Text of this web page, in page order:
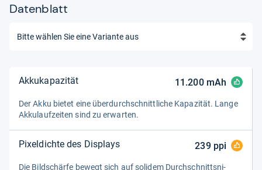
Datenblatt
Akkukapazität 11.200mAh
Der Akku bie­tet eine über­durch­schnitt­li­che Kapa­zi­tät. Lange
Akku­lauf­zei­ten sind zu erwar­ten.
Pixeldichte des Displays 239ppi
Die Bild­schärfe bewegt sich auf soli­dem Durch­schnitts­ni­